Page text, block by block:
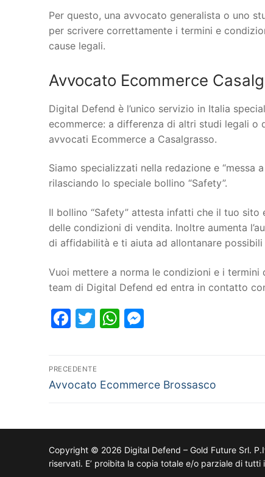
Per questo, una avvocato generalista o uno
per scrivere correttamente i termini e
cause legali.
Avvocato Ecommerce
Digital Defend è l’unico servizio in Italia
ecommerce: a differenza di altri studi legali
avvocati Ecommerce a Casalgrasso.
Siamo specializzati nella redazione e
rilasciando lo speciale bollino “Safety”.
Il bollino “Safety” attesta infatti che il tuo
delle condizioni di vendita. Inoltre aumenta
di affidabilità e ti aiuta ad allontanare
Vuoi mettere a norma le condizioni e i
team di Digital Defend ed entra in contatto
Facebook
TwitterWhatsApp
PRECEDENTE
Avvocato Ecommerce Brossasco
Copyright © 2026 Digital Defend – Gold Future Srl.
riservati. E’ proibita la copia totale e/o parziale di